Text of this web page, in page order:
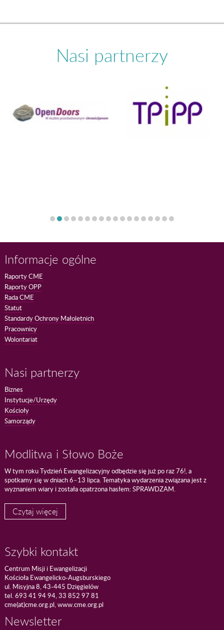
Nasi partnerzy
Informacje ogólne
Raporty CME
Raporty OPP
Rada CME
Statut
Standardy Ochrony Małoletnich
Pracownicy
Wolontariat
Nasi partnerzy
Biznes
Instytucje/Urzędy
Kościoły
Samorządy
Modlitwa i Słowo Boże
W tym roku Tydzień Ewangelizacyjny odbędzie się już po raz 76!, a
spotkamy się w dniach 6–13 lipca. Tematyka wydarzenia związana jest z
wyznaniem wiary i została opatrzona hasłem: SPRAWDZAM.
Czytaj więcej
Szybki kontakt
Centrum Misji i Ewangelizacji
Kościoła Ewangelicko-Augsburskiego
ul. Misyjna 8, 43-445 Dzięgielów
tel. 693 41 94 94, 33 852 97 81
cme(at)cme.org.pl, www.cme.org.pl
Newsletter